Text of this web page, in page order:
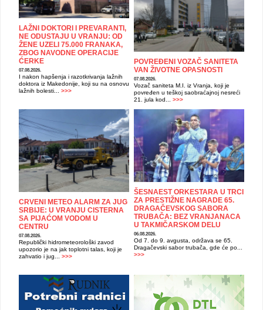
LAŽNI DOKTORI I PREVARANTI,
NE ODUSTAJU U VRANJU: OD
ŽENE UZELI 75.000 FRANAKA,
ZBOG NAVODNE OPERACIJE
ĆERKE
07.08.2026.
I nakon hapšenja i razotkrivanja lažnih
doktora iz Makedonije, koji su na osnovu
lažnih bolesti... >>>
POVREĐENI VOZAČ SANITETA
VAN ŽIVOTNE OPASNOSTI
07.08.2026.
Vozač saniteta M.I. iz Vranja, koji je
povređen u teškoj saobraćajnoj nesreći
21. jula kod... >>>
CRVENI METEO ALARM ZA JUG
SRBIJE: U VRANJU CISTERNA
SA PIJAĆOM VODOM U
CENTRU
07.08.2026.
Republički hidrometeorološki zavod
upozorio je na jak toplotni talas, koji je
zahvatio i jug... >>>
ŠESNAEST ORKESTARA U TRCI
ZA PRESTIŽNE NAGRADE 65.
DRAGAČEVSKOG SABORA
TRUBAČA: BEZ VRANJANACA
U TAKMIČARSKOM DELU
06.08.2026.
Od 7. do 9. avgusta, održava se 65.
Dragačevski sabor trubača, gde će po...
>>>